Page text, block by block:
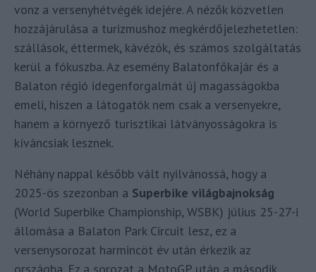
vonz a versenyhétvégék idejére. A nézők közvetlen
hozzájárulása a turizmushoz megkérdőjelezhetetlen:
szállások, éttermek, kávézók, és számos szolgáltatás
kerül a fókuszba. Az esemény Balatonfőkajár és a
Balaton régió idegenforgalmát új magasságokba
emeli, hiszen a látogatók nem csak a versenyekre,
hanem a környező turisztikai látványosságokra is
kíváncsiak lesznek.
Néhány nappal később vált nyilvánossá, hogy a
2025-ös szezonban a Superbike világbajnokság
(World Superbike Championship, WSBK) július 25-27-i
állomása a Balaton Park Circuit lesz, ez a
versenysorozat harmincöt év után érkezik az